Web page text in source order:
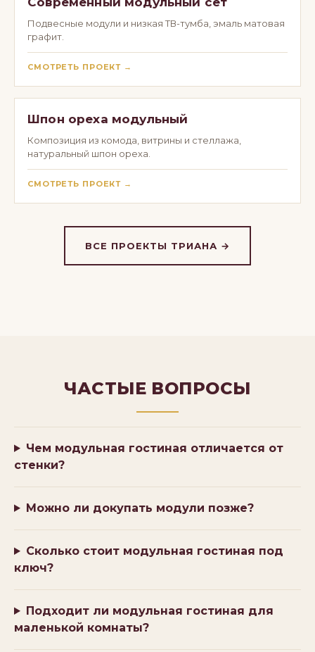
Подвесные модули и низкая ТВ-тумба, эмаль матовая
графит.
СМОТРЕТЬ ПРОЕКТ →
Шпон ореха модульный
Композиция из комода, витрины и стеллажа,
натуральный шпон ореха.
СМОТРЕТЬ ПРОЕКТ →
ВСЕ ПРОЕКТЫ ТРИАНА →
ЧАСТЫЕ ВОПРОСЫ
Чем модульная гостиная отличается от
стенки?
Можно ли докупать модули позже?
Сколько стоит модульная гостиная под
ключ?
Подходит ли модульная гостиная для
маленькой комнаты?